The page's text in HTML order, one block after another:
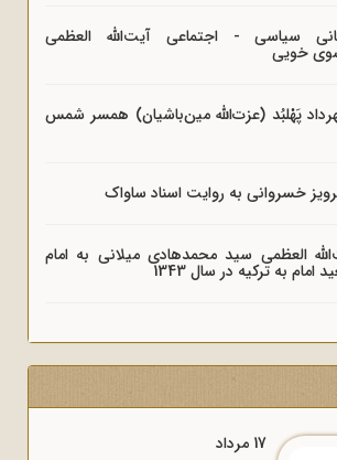
سیاسی - اجتماعی آیت‌الله العظمی
خویی
پَهْلبُد (عزت‌الله مین‌باشیان) همسر شمس
خسروانی به روایت اسناد ساواک
العظمی سید محمدهادی میلانی به امام
به ترکیه در سال 1343
17 مرداد